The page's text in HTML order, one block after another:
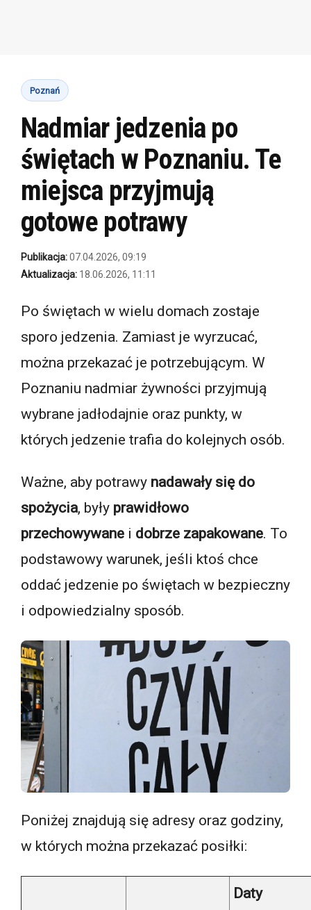
Poznań
Nadmiar jedzenia po
świętach w Poznaniu. Te
miejsca przyjmują
gotowe potrawy
Publikacja:07.04.2026, 09:19
Aktualizacja: 18.06.2026, 11:11
Po świętach w wielu domach zostaje
sporo jedzenia. Zamiast je wyrzucać,
można przekazać je potrzebującym. W
Poznaniu nadmiar żywności przyjmują
wybrane jadłodajnie oraz punkty, w
których jedzenie trafia do kolejnych osób.
Ważne, aby potrawy nadawały się do
spożycia, były prawidłowo
przechowywane i dobrze zapakowane. To
podstawowy warunek, jeśli ktoś chce
oddać jedzenie po świętach w bezpieczny
i odpowiedzialny sposób.
Poniżej znajdują się adresy oraz godziny,
w których można przekazać posiłki:
Daty